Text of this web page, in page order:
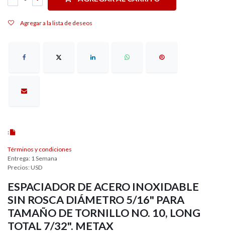
Agregar a la lista de deseos
:
Términos y condiciones
Entrega: 1 Semana
Precios: USD
ESPACIADOR DE ACERO INOXIDABLE
SIN ROSCA DIÁMETRO 5/16" PARA
TAMAÑO DE TORNILLO NO. 10, LONG
TOTAL 7/32". METAX